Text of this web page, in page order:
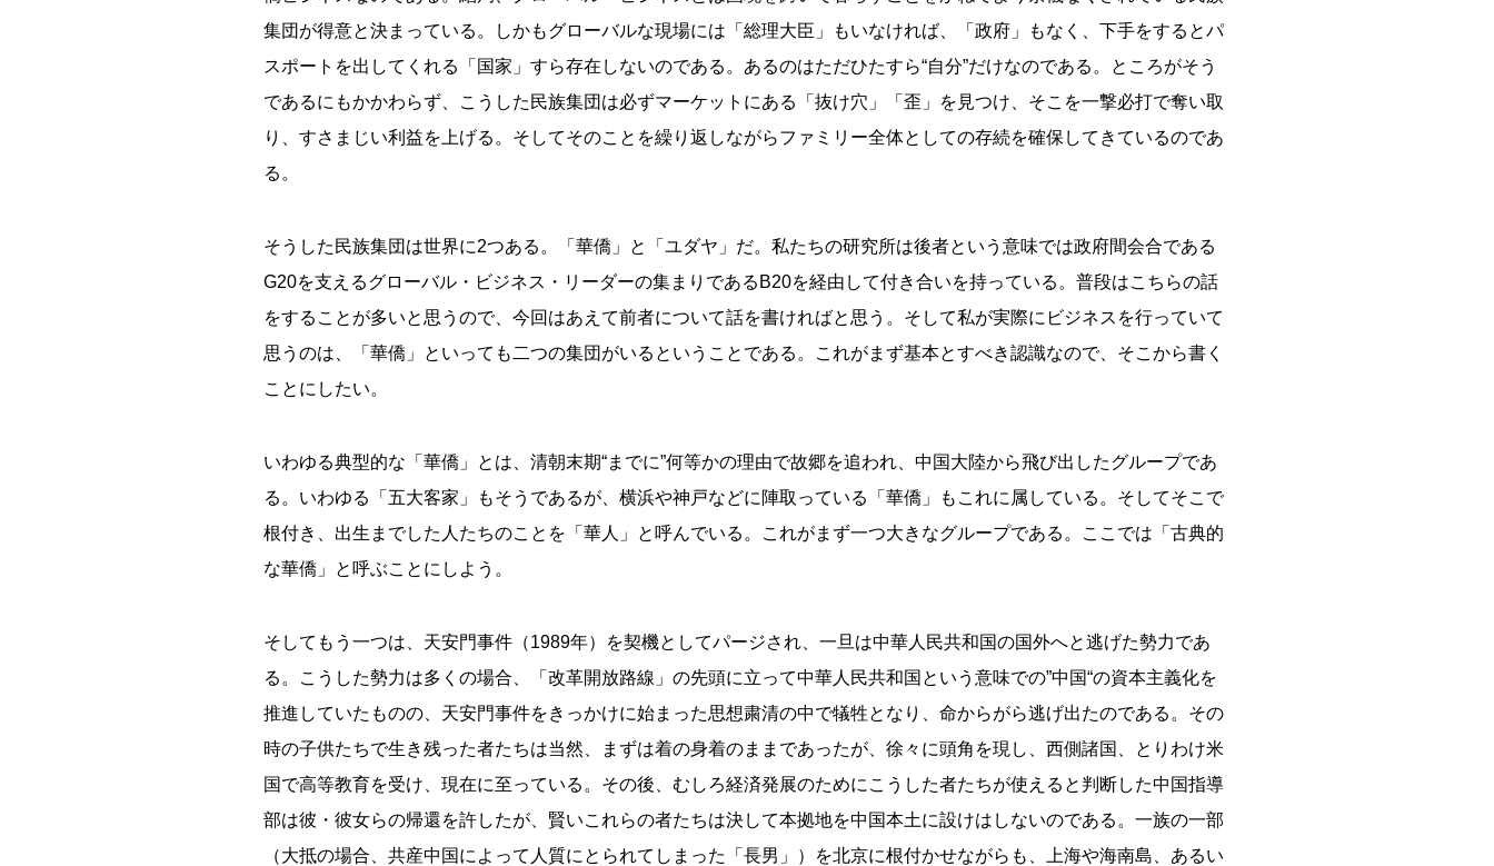
集団が得意と決まっている。しかもグローバルな現場には「総理大臣」もいなければ、「政府」もなく、下手をするとパ
スポートを出してくれる「国家」すら存在しないのである。あるのはただひたすら“自分”だけなのである。ところがそう
であるにもかかわらず、こうした民族集団は必ずマーケットにある「抜け穴」「歪」を見つけ、そこを一撃必打で奪い取
り、すさまじい利益を上げる。そしてそのことを繰り返しながらファミリー全体としての存続を確保してきているのであ
る。
そうした民族集団は世界に2つある。「華僑」と「ユダヤ」だ。私たちの研究所は後者という意味では政府間会合である
G20を支えるグローバル・ビジネス・リーダーの集まりであるB20を経由して付き合いを持っている。普段はこちらの話
をすることが多いと思うので、今回はあえて前者について話を書ければと思う。そして私が実際にビジネスを行っていて
思うのは、「華僑」といっても二つの集団がいるということである。これがまず基本とすべき認識なので、そこから書く
ことにしたい。
いわゆる典型的な「華僑」とは、清朝末期“までに”何等かの理由で故郷を追われ、中国大陸から飛び出したグループであ
る。いわゆる「五大客家」もそうであるが、横浜や神戸などに陣取っている「華僑」もこれに属している。そしてそこで
根付き、出生までした人たちのことを「華人」と呼んでいる。これがまず一つ大きなグループである。ここでは「古典的
な華僑」と呼ぶことにしよう。
そしてもう一つは、天安門事件（1989年）を契機としてパージされ、一旦は中華人民共和国の国外へと逃げた勢力であ
る。こうした勢力は多くの場合、「改革開放路線」の先頭に立って中華人民共和国という意味での”中国“の資本主義化を
推進していたものの、天安門事件をきっかけに始まった思想粛清の中で犠牲となり、命からがら逃げ出たのである。その
時の子供たちで生き残った者たちは当然、まずは着の身着のままであったが、徐々に頭角を現し、西側諸国、とりわけ米
国で高等教育を受け、現在に至っている。その後、むしろ経済発展のためにこうした者たちが使えると判断した中国指導
部は彼・彼女らの帰還を許したが、賢いこれらの者たちは決して本拠地を中国本土に設けはしないのである。一族の一部
（大抵の場合、共産中国によって人質にとられてしまった「長男」）を北京に根付かせながらも、上海や海南島、あるい